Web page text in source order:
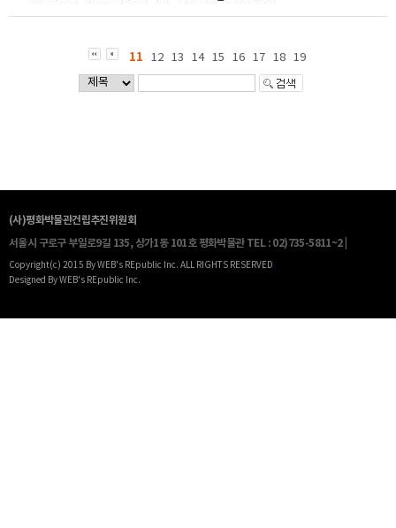
11 12 13 14 15 16 17 18 19
(사)평화박물관건립추진위원회
서울시 구로구 부일로9길 135, 상가1동 101호 평화박물관 TEL : 02)735-5811~2 |
Copyright(c) 2015 By WEB's REpublic Inc. ALL RIGHTS RESERVED.
Designed By WEB's REpublic Inc.